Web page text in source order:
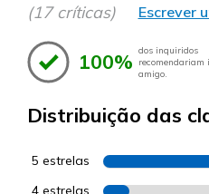
(17 críticas) Escrever
100% dos inquiridos
recomendariam
amigo.
Distribuição das
5 estrelas
4 estrelas